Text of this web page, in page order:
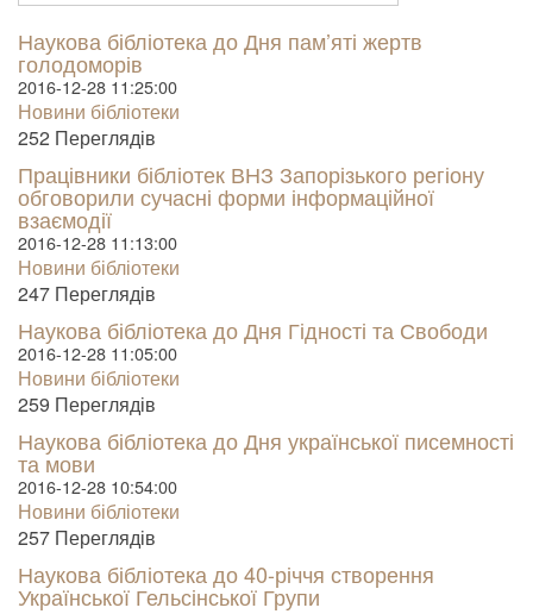
Наукова бібліотека до Дня пам’яті жертв
голодоморів
2016-12-28 11:25:00
Новини бібліотеки
252 Пере­гля­дів
Працівники бібліотек ВНЗ Запорізького регіону
обговорили сучасні форми інформаційної
взаємодії
2016-12-28 11:13:00
Новини бібліотеки
247 Пере­гля­дів
Наукова бібліотека до Дня Гідності та Свободи
2016-12-28 11:05:00
Новини бібліотеки
259 Пере­гля­дів
Наукова бібліотека до Дня української писемності
та мови
2016-12-28 10:54:00
Новини бібліотеки
257 Пере­гля­дів
Наукова бібліотека до 40-річчя створення
Української Гельсінської Групи